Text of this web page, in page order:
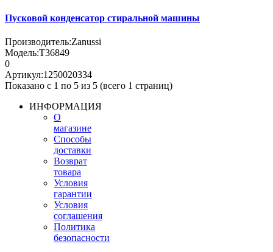
Пусковой конденсатор стиральной машины
Производитель:Zanussi
Модель:T36849
0
Артикул:1250020334
Показано с 1 по 5 из 5 (всего 1 страниц)
ИНФОРМАЦИЯ
О
магазине
Способы
доставки
Возврат
товара
Условия
гарантии
Условия
соглашения
Политика
безопасности